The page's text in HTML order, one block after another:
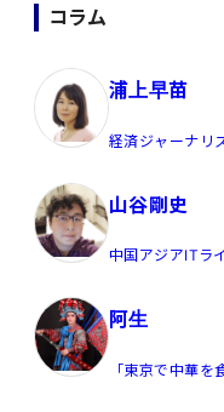
コラム
浦上早苗
経済ジャーナリ
山谷剛史
中国アジアITラ
阿生
「東京で中華を